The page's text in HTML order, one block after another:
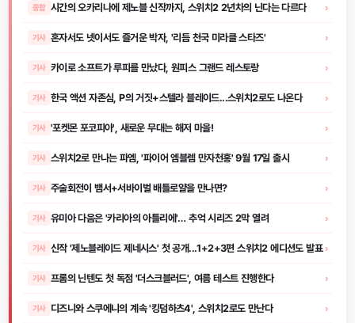
종합 시간의 오카리나에 제노블 신작까지, 스위치2 2년차의 닌다는 다르다 ›
기사 혼자서도 넷이서도 즐거운 박자, '리듬 천국 미라클 스타즈' ›
기사 카이로 소프트가 루피를 만났다, 원피스 그랜드 레스토랑 ›
기사 한국 액션 자존심, P의 거짓+스텔라 블레이드...스위치2로도 나온다 ›
기사 '포켓몬 포코피아', 새로운 무대는 해저 마을! ›
기사 스위치2로 만나는 파엠, '파이어 엠블렘 만자천홍' 9월 17일 출시 ›
기사 주술회전이 뱀서+서바이벌 배틀로얄을 만나면? ›
기사 유미아 다음은 '카리아의 아틀리에'… 추억 시리즈 2막 열려 ›
기사 신작 '제노블레이드 제네시스' 첫 공개...1+2+3편 스위치2 에디션도 발표 ›
기사 프롬의 닌텐도 첫 독점 '더스크블러드', 여름 테스트 진행한다 ›
기사 디즈니와 스쿠에니의 계속 '킹덤하츠4', 스위치2로도 만난다 ›